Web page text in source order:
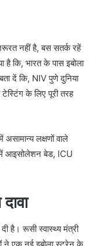
नहीं है, बस सतर्क रहें
कि, भारत के पास इबोला
दें कि, NIV पुणे दुनिया
के लिए पूरी तरह
लक्षणों वाले
में आइसोलेशन बेड, ICU
है। रूसी स्वास्थ्य मंत्री